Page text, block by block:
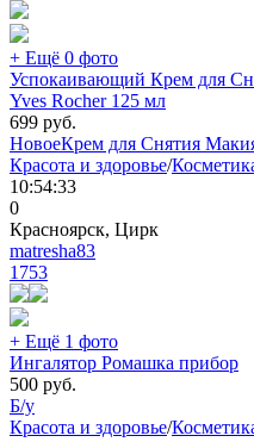
+ Ещё 0 фото
Успокаивающий Крем для
Yves Rocher 125 мл
699 руб.
НовоеКрем для Снятия
Красота и здоровье/
10:54:33
0
Красноярск, Цирк
matresha83
1753
+ Ещё 1 фото
Ингалятор Ромашка прибор
500 руб.
Б/у
Красота и здоровье/